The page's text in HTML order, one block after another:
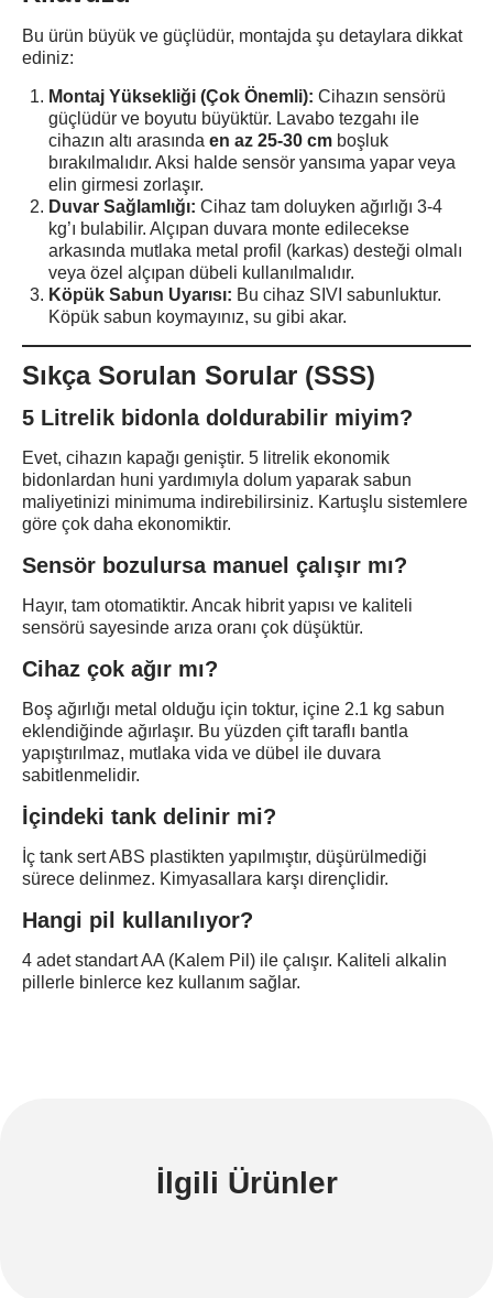
Bu ürün büyük ve güçlüdür, montajda şu detaylara dikkat
ediniz:
Montaj Yüksekliği (Çok Önemli): Cihazın sensörü
güçlüdür ve boyutu büyüktür. Lavabo tezgahı ile
cihazın altı arasında en az 25-30 cm boşluk
bırakılmalıdır. Aksi halde sensör yansıma yapar veya
elin girmesi zorlaşır.
Duvar Sağlamlığı: Cihaz tam doluyken ağırlığı 3-4
kg’ı bulabilir. Alçıpan duvara monte edilecekse
arkasında mutlaka metal profil (karkas) desteği olmalı
veya özel alçıpan dübeli kullanılmalıdır.
Köpük Sabun Uyarısı: Bu cihaz SIVI sabunluktur.
Köpük sabun koymayınız, su gibi akar.
Sıkça Sorulan Sorular (SSS)
5 Litrelik bidonla doldurabilir miyim?
Evet, cihazın kapağı geniştir. 5 litrelik ekonomik
bidonlardan huni yardımıyla dolum yaparak sabun
maliyetinizi minimuma indirebilirsiniz. Kartuşlu sistemlere
göre çok daha ekonomiktir.
Sensör bozulursa manuel çalışır mı?
Hayır, tam otomatiktir. Ancak hibrit yapısı ve kaliteli
sensörü sayesinde arıza oranı çok düşüktür.
Cihaz çok ağır mı?
Boş ağırlığı metal olduğu için toktur, içine 2.1 kg sabun
eklendiğinde ağırlaşır. Bu yüzden çift taraflı bantla
yapıştırılmaz, mutlaka vida ve dübel ile duvara
sabitlenmelidir.
İçindeki tank delinir mi?
İç tank sert ABS plastikten yapılmıştır, düşürülmediği
sürece delinmez. Kimyasallara karşı dirençlidir.
Hangi pil kullanılıyor?
4 adet standart AA (Kalem Pil) ile çalışır. Kaliteli alkalin
pillerle binlerce kez kullanım sağlar.
İlgili Ürünler